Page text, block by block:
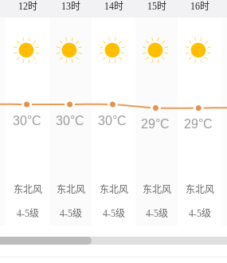
12时 13时 14时 15时 16时
东北风
4-5级
东北风
4-5级
东北风
4-5级
东北风
4-5级
东北风
4-5级
30°C 30°C 30°C 29°C 29°C